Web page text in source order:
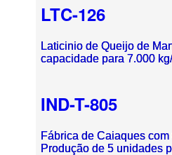
LTC-126
Laticinio de Queijo de
capacidade para 7.000
IND-T-805
Fábrica de Caiaques
Produção de 5 unidades